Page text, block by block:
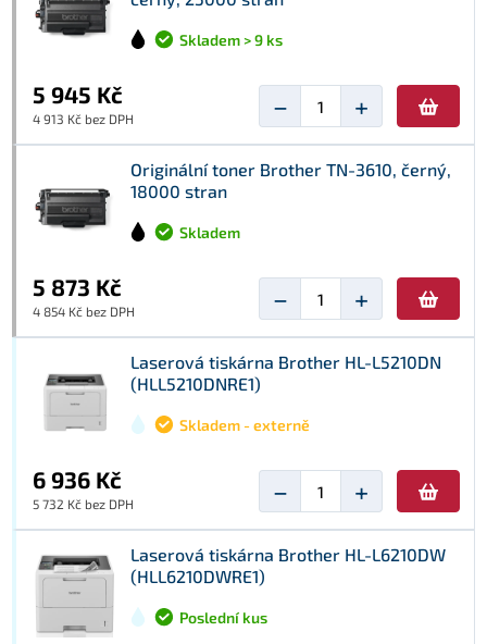
Skladem > 9 ks
5 945 Kč
4 913 Kč bez DPH − +
Originální toner Brother TN-3610, černý,
18000 stran
Skladem
5 873 Kč
4 854 Kč bez DPH − +
Laserová tiskárna Brother HL-L5210DN
(HLL5210DNRE1)
Skladem - externě
6 936 Kč
5 732 Kč bez DPH − +
Laserová tiskárna Brother HL-L6210DW
(HLL6210DWRE1)
Poslední kus